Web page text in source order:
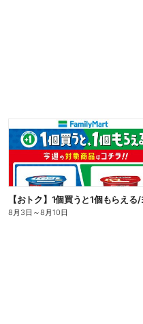
8月3日 ～8月10日